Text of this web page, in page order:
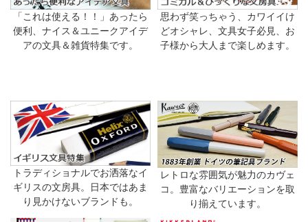
「これは使える！！」あったら
便利、ナイス＆ユニークアイデ
アの文具＆雑貨特集です。
思わず笑っちゃう、カワイイけ
どオシャレ、文具女子必見、お
子様から大人まで楽しめます。
トラディショナルでお洒落なイ
ギリスの文房具。日本ではあま
り見かけないブランドも。
レトロな雰囲気が魅力のカヴェ
コ。豊富なバリエーションを取
り揃えています。